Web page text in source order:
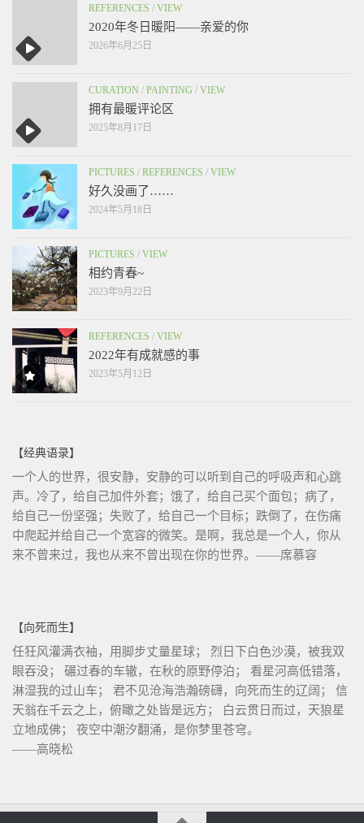
REFERENCES / VIEW
2020年冬日暖阳——亲爱的你
2026年6月25日
CURATION / PAINTING / VIEW
拥有最暖评论区
2025年8月17日
PICTURES / REFERENCES / VIEW
好久没画了……
2024年5月18日
PICTURES / VIEW
相约青春~
2023年9月22日
REFERENCES / VIEW
2022年有成就感的事
2023年5月12日
【经典语录】
一个人的世界，很安静，安静的可以听到自己的呼吸声和心跳
声。冷了，给自己加件外套；饿了，给自己买个面包；病了，
给自己一份坚强；失败了，给自己一个目标；跌倒了，在伤痛
中爬起并给自己一个宽容的微笑。是啊，我总是一个人，你从
来不曾来过，我也从来不曾出现在你的世界。——席慕容
【向死而生】
任狂风灌满衣袖，用脚步丈量星球； 烈日下白色沙漠，被我双
眼吞没； 碾过春的车辙，在秋的原野停泊； 看星河高低错落，
淋湿我的过山车； 君不见沧海浩瀚磅礴，向死而生的辽阔； 信
天翁在千云之上，俯瞰之处皆是远方； 白云贯日而过，天狼星
立地成佛； 夜空中潮汐翻涌，是你梦里苍穹。
——高晓松